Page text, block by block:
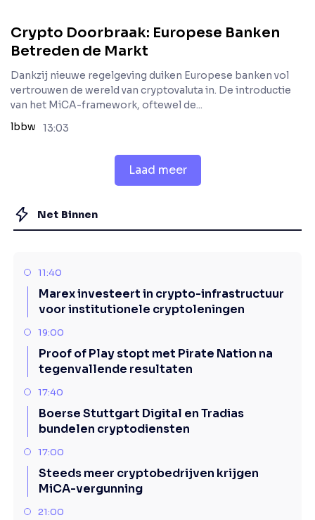
Crypto Doorbraak: Europese Banken
Betreden de Markt
Dankzij nieuwe regelgeving duiken Europese banken vol
vertrouwen de wereld van cryptovaluta in. De introductie
van het MiCA-framework, oftewel de...
lbbw
13:03
Laad meer
Net Binnen
11:40
Marex investeert in crypto-infrastructuur
voor institutionele cryptoleningen
19:00
Proof of Play stopt met Pirate Nation na
tegenvallende resultaten
17:40
Boerse Stuttgart Digital en Tradias
bundelen cryptodiensten
17:00
Steeds meer cryptobedrijven krijgen
MiCA-vergunning
21:00